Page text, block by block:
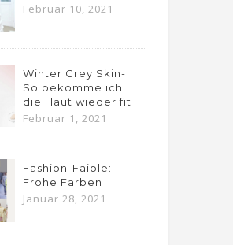
Februar 10, 2021
Winter Grey Skin-
So bekomme ich
die Haut wieder fit
Februar 1, 2021
Fashion-Faible:
Frohe Farben
Januar 28, 2021